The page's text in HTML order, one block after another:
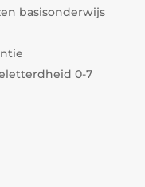
basisonderwijs
0-7